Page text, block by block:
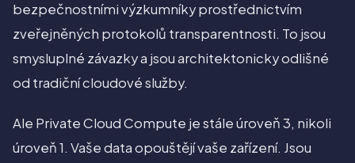
bezpečnostními výzkumníky prostřednictvím
zveřejněných protokolů transparentnosti. To jsou
smysluplné závazky a jsou architektonicky odlišné
od tradiční cloudové služby.
Ale Private Cloud Compute je stále úroveň 3, nikoli
úroveň 1. Vaše data opouštějí vaše zařízení. Jsou